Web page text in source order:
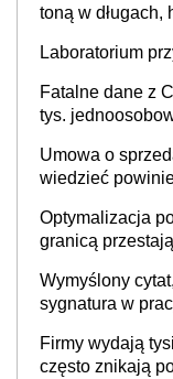
toną w długach,
Laboratorium
Fatalne dane z
tys.
Umowa o
wiedzieć
Optymalizacja
granicą
Wymyślony
sygnatura w
Firmy wydają
często znikają